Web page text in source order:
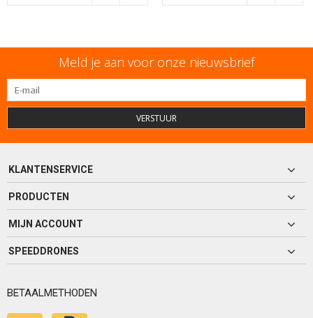
Meld je aan voor onze nieuwsbrief
VERSTUUR
KLANTENSERVICE
PRODUCTEN
MIJN ACCOUNT
SPEEDDRONES
BETAALMETHODEN